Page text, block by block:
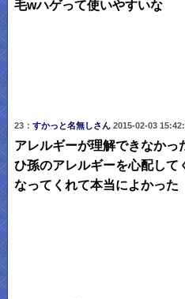
毛wハゲって使いやすいな
23： すかっと名無しさん 2015-02-03
アレルギーが理解できなかっ
ひ孫のアレルギーを心配して
なってくれて本当によかった